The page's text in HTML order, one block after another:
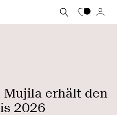
Mujila erhält den
2026